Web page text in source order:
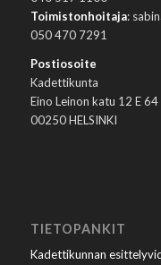
Toimistonhoitaja:
050 470 7291
Postiosoite
Kadettikunta
Eino Leinon katu 12 E 64
00250 HELSINKI
TIETOPANKIT
Kadettikunnan